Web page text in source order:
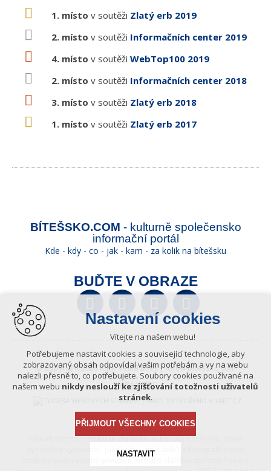
1. místo v soutěži Zlatý erb 2019
2. místo v soutěži Informačních center 2019
4. místo v soutěži WebTop100 2019
2. místo v soutěži Informačních center 2018
3. místo v soutěži Zlatý erb 2018
1. místo v soutěži Zlatý erb 2017
BÍTEŠSKO.COM - kulturně společensko
informační portál
Kde - kdy - co - jak - kam - za kolik na bítešsku
BUĎTE V OBRAZE
© Copyright 2026 ICKK Velká Bíteš |info@bitessko.com
MAPA WEBU
Obsah tohoto portálu je chráněn autorským právem, které
vykonává vydavatel. Jakékoliv užití článků a fotografií z této
podoby webu včetně převzetí, šíření či dalšího zpřístupňování
Nastavení cookies
Vítejte na našem webu!
Potřebujeme nastavit cookies a související technologie, aby
zobrazovaný obsah odpovídal vašim potřebám a vy na webu
nalezli přesně to, co potřebujete. Soubory cookies používané na
našem webu nikdy neslouží ke zjišťování totožnosti uživatelů
stránek.
PŘIJMOUT VŠECHNY COOKIES
NASTAVIT